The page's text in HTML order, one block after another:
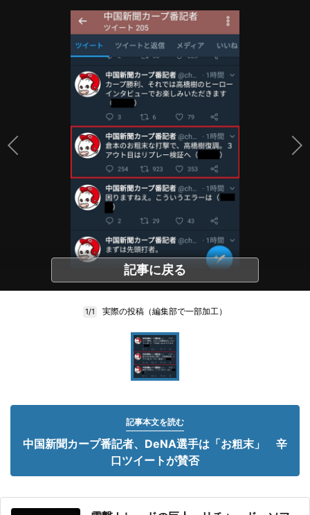
記事に戻る
1/1 実際の投稿（編集部で一部加工）
記事本文を読む
中国新聞カープ番記者、DeNA選手は「お粗末」 辛
口ツイートが賛否